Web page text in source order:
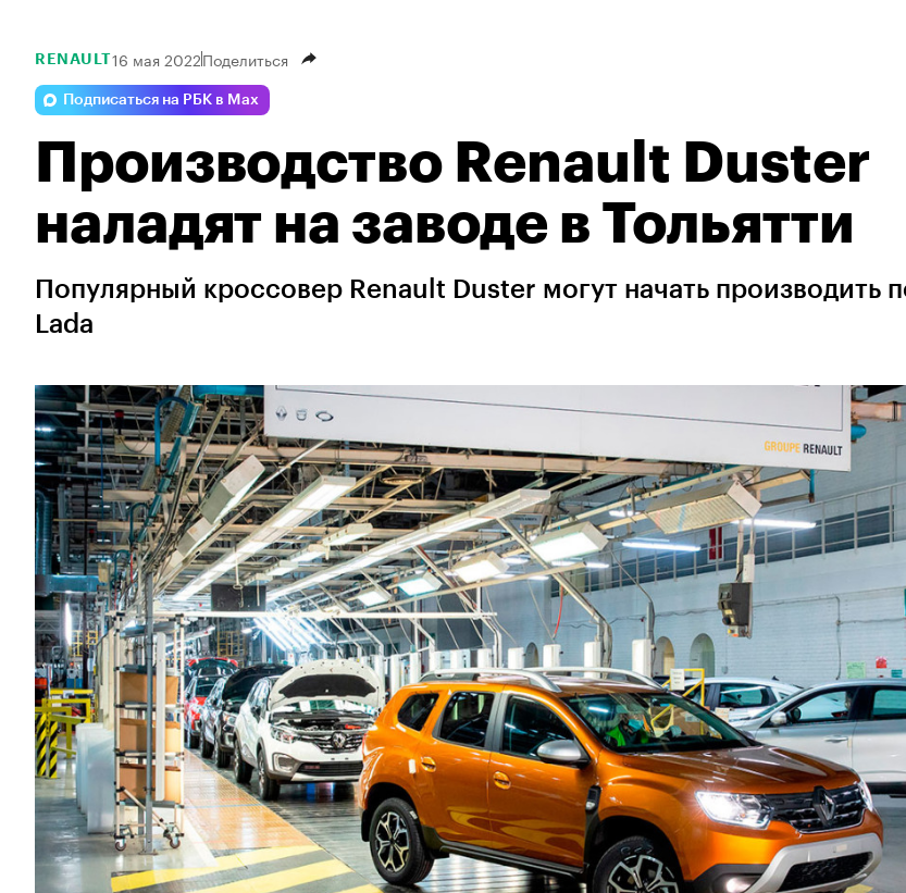
RENAULT16 мая 2022Поделиться
Подписаться на РБК в Max
Производство Renault Duster
наладят на заводе в Тольятти
Популярный кроссовер Renault Duster могут начать производить
Lada